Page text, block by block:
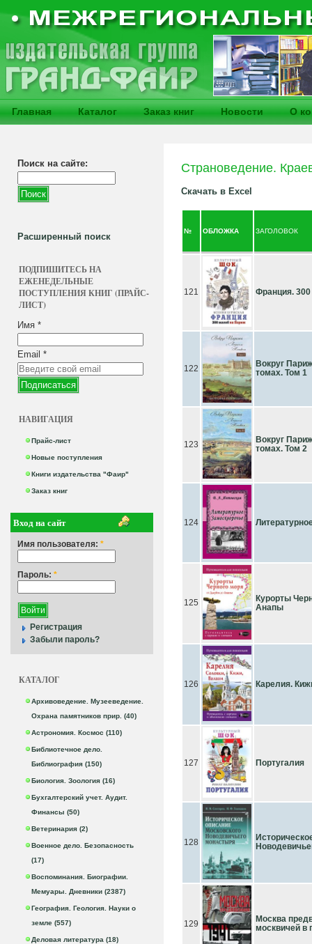
Главная Каталог Заказ книг Новости О
Поиск на сайте:
Расширенный поиск
ПОДПИШИТЕСЬ НА
ЕЖЕНЕДЕЛЬНЫЕ
ПОСТУПЛЕНИЯ КНИГ (ПРАЙС-
ЛИСТ)
Имя *
Email *
НАВИГАЦИЯ
Прайс-лист
Новые поступления
Книги издательства "Фаир"
Заказ книг
Вход на сайт
Имя пользователя: *
Пароль: *
Регистрация
Забыли пароль?
КАТАЛОГ
Архивоведение. Музееведение.
Охрана памятников прир. (40)
Астрономия. Космос (110)
Библиотечное дело.
Библиография (150)
Биология. Зоология (16)
Бухгалтерский учет. Аудит.
Финансы (50)
Ветеринария (2)
Военное дело. Безопасность
(17)
Воспоминания. Биографии.
Мемуары. Дневники (2387)
География. Геология. Науки о
земле (557)
Деловая литература (18)
Страноведение.
Скачать в Excel
№ ОБЛОЖКА ЗАГОЛОВОК
121 Франция.
122
Вокруг
томах. Том 1
123
Вокруг
томах. Том 2
124
125
Курорты
Анапы
126 Карелия.
127 Португалия
128
129
Москва
москвичей в